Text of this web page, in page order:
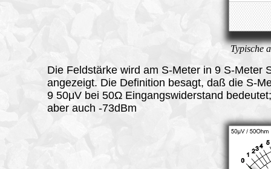
Typische
Die Feldstärke wird am S-Meter in 9 S-Meter
angezeigt. Die Definition besagt, daß die S-
9 50μV bei 50Ω Eingangswiderstand
aber auch -73dBm